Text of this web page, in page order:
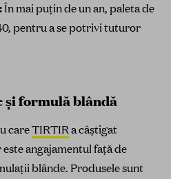
În mai puțin de un an, paleta de
pentru a se potrivi tuturor
formulă blândă
careTIRTIR a câștigat
angajamentul față de
blânde. Produsele sunt